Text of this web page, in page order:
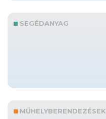
SEGÉDANYAG
MŰHELYBERENDEZÉSEK